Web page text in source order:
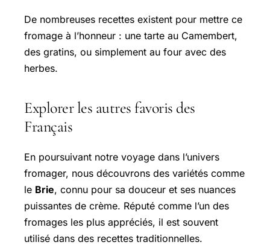
De nombreuses recettes existent pour mettre ce
fromage à l’honneur : une tarte au Camembert,
des gratins, ou simplement au four avec des
herbes.
Explorer les autres favoris des
Français
En poursuivant notre voyage dans l’univers
fromager, nous découvrons des variétés comme
le Brie, connu pour sa douceur et ses nuances
puissantes de crème. Réputé comme l’un des
fromages les plus appréciés, il est souvent
utilisé dans des recettes traditionnelles.